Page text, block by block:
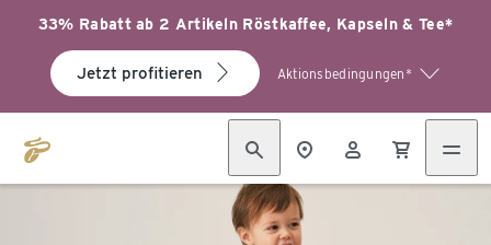
33% Rabatt ab 2 Artikeln Röstkaffee, Kapseln & Tee*
Jetzt profitieren Aktionsbedingungen*